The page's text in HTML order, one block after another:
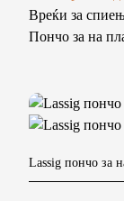
Вреќи за
Пончо за на
Lassig пончо за